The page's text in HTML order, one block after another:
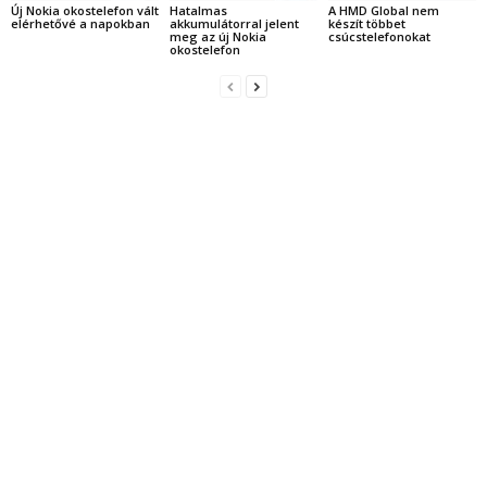
Új Nokia okostelefon vált
elérhetővé a napokban
Hatalmas
akkumulátorral jelent
meg az új Nokia
okostelefon
A HMD Global nem
készít többet
csúcstelefonokat